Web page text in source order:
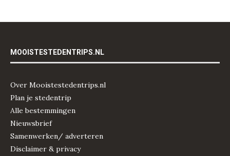
MOOISTESTEDENTRIPS.NL
Over Mooistestedentrips.nl
Plan je stedentrip
Alle bestemmingen
Nieuwsbrief
Samenwerken/ adverteren
Disclaimer & privacy